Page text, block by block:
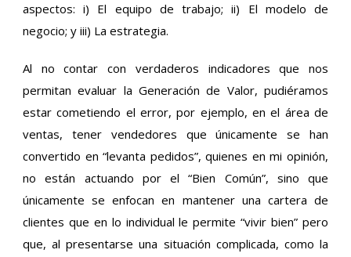
aspectos: i) El equipo de trabajo; ii) El modelo de
negocio; y iii) La estrategia.
Al no contar con verdaderos indicadores que nos
permitan evaluar la Generación de Valor, pudiéramos
estar cometiendo el error, por ejemplo, en el área de
ventas, tener vendedores que únicamente se han
convertido en “levanta pedidos”, quienes en mi opinión,
no están actuando por el “Bien Común”, sino que
únicamente se enfocan en mantener una cartera de
clientes que en lo individual le permite “vivir bien” pero
que, al presentarse una situación complicada, como la